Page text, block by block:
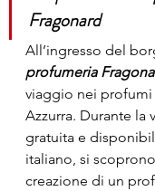
Fragonard
All’ingresso del
profumeria
viaggio nei profumi
Azzurra. Durante la
gratuita e
italiano, si
creazione di un